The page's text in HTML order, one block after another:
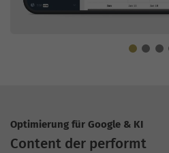
Optimierung für Google & KI
Content der performt